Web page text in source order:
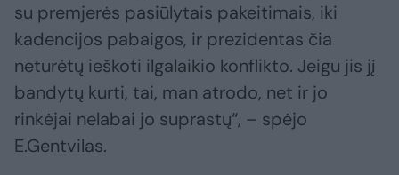
su premjerės pasiūlytais pakeitimais, iki
kadencijos pabaigos, ir prezidentas čia
neturėtų ieškoti ilgalaikio konflikto. Jeigu jis jį
bandytų kurti, tai, man atrodo, net ir jo
rinkėjai nelabai jo suprastų“, – spėjo
E.Gentvilas.